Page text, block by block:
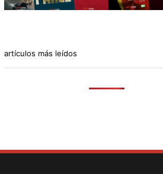
artículos más leídos